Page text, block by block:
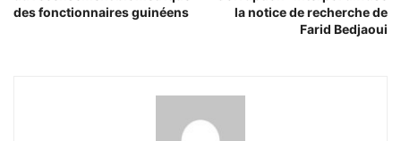
des fonctionnaires guinéens
la notice de recherche de
Farid Bedjaoui